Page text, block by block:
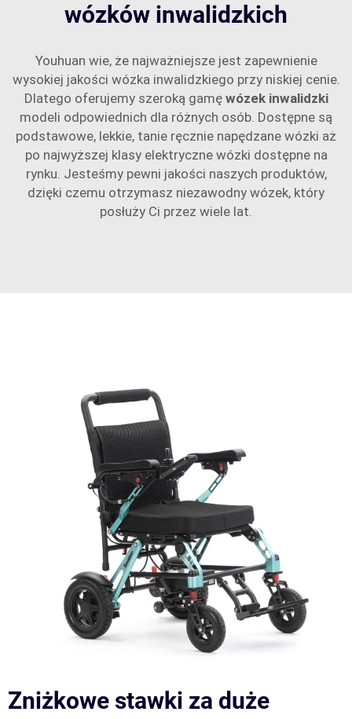
wózków inwalidzkich
Youhuan wie, że najważniejsze jest zapewnienie
wysokiej jakości wózka inwalidzkiego przy niskiej cenie.
Dlatego oferujemy szeroką gamę wózek inwalidzki
modeli odpowiednich dla różnych osób. Dostępne są
podstawowe, lekkie, tanie ręcznie napędzane wózki aż
po najwyższej klasy elektryczne wózki dostępne na
rynku. Jesteśmy pewni jakości naszych produktów,
dzięki czemu otrzymasz niezawodny wózek, który
posłuży Ci przez wiele lat.
Zniżkowe stawki za duże